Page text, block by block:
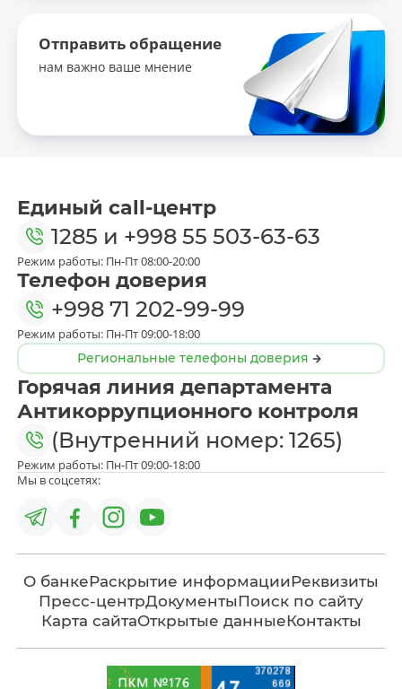
Отправить обращение
нам важно ваше мнение
Единый call-центр
1285 и +998 55 503-63-63
Режим работы: Пн-Пт 08:00-20:00
Телефон доверия
+998 71 202-99-99
Режим работы: Пн-Пт 09:00-18:00
Региональные телефоны доверия
Горячая линия департамента
Антикоррупционного контроля
(Внутренний номер: 1265)
Режим работы: Пн-Пт 09:00-18:00
Мы в соцсетях:
О банкеРаскрытие информацииРеквизиты
Пресс-центрДокументыПоиск по сайту
Карта сайтаОткрытые данныеКонтакты